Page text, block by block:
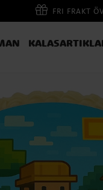
FRI FRAKT